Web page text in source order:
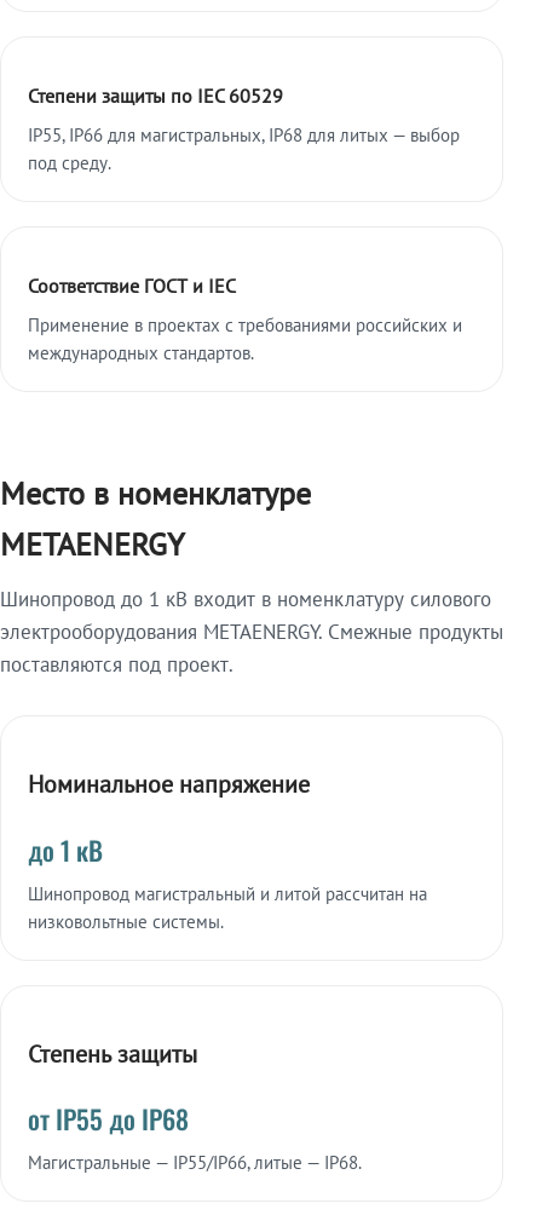
Степени защиты по IEC 60529
IP55, IP66 для магистральных, IP68 для литых — выбор
под среду.
Соответствие ГОСТ и IEC
Применение в проектах с требованиями российских и
международных стандартов.
Место в номенклатуре
METAENERGY
Шинопровод до 1 кВ входит в номенклатуру силового
электрооборудования METAENERGY. Смежные продукты
поставляются под проект.
Номинальное напряжение
до 1 кВ
Шинопровод магистральный и литой рассчитан на
низковольтные системы.
Степень защиты
от IP55 до IP68
Магистральные — IP55/IP66, литые — IP68.